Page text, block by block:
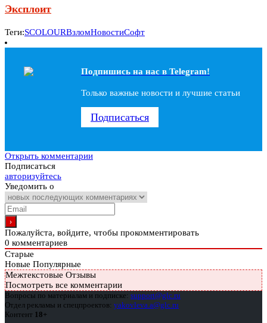
Эксплоит
Теги:SCOLOURВзломНовостиСофт
Подпишись на наc в Telegram!
Только важные новости и лучшие статьи
Подписаться
Открыть комментарии
Подписаться
авторизуйтесь
Уведомить о
Пожалуйста, войдите, чтобы прокомментировать
0 комментариев
Старые
Новые Популярные
Межтекстовые Отзывы
Посмотреть все комментарии
Вопросы по материалам и подписке: support@glc.ru
Отдел рекламы и спецпроектов: yakovleva.a@glc.ru
Контент 18+